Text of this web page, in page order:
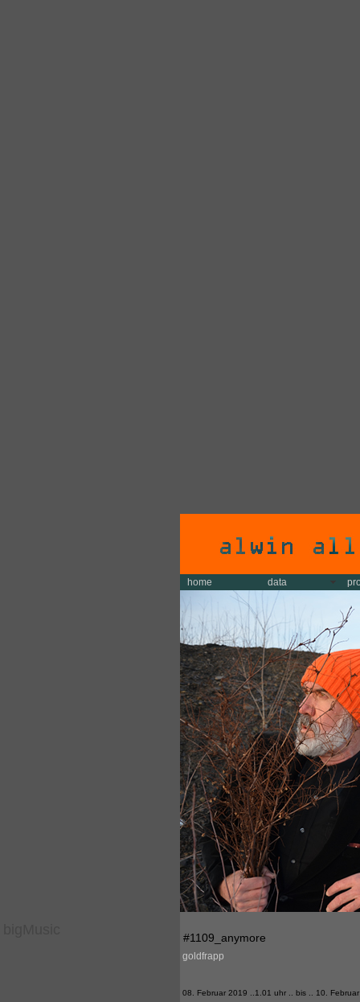
home data
#1109_anymore
goldfrapp
08. Februar 2019 ..1.01 uhr .. bis .. 10.